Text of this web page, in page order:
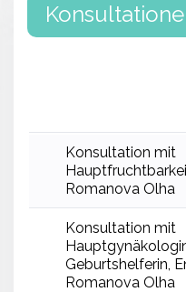
Konsultation mit
Romanova Olha
Konsultation mit
Geburtshelferin,
Romanova Olha